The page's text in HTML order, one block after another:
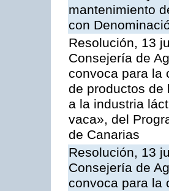
mantenimiento
con
Resolución, 13
Consejería de
convoca para la
de productos de
a la industria
vaca», del
de Canarias
Resolución, 13
Consejería de
convoca para la